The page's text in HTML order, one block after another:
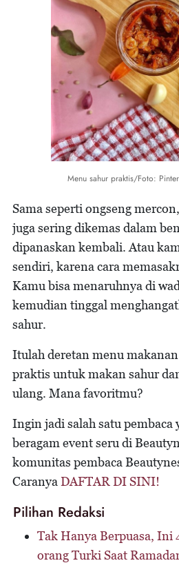
Menu sahur praktis/Foto:
Sama seperti ongseng
juga sering dikemas dalam
dipanaskan kembali. Atau
sendiri, karena cara
Kamu bisa menaruhnya di
kemudian tinggal
sahur.
Itulah deretan menu
praktis untuk makan sahur
ulang. Mana favoritmu?
Ingin jadi salah satu pembaca
beragam event seru di
komunitas pembaca
Caranya DAFTAR DI SINI!
Pilihan Redaksi
Tak Hanya Berpuasa, Ini
orang Turki Saat